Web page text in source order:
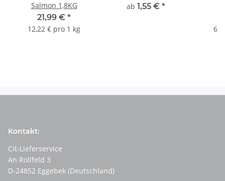
Salmon 1,8KG
21,99 € *
12,22 € pro 1 kg
ab 1,55 € *
Kontakt:
Cit-Lieferservice
An Rollfeld 3
D-24852 Eggebek (Deutschland)